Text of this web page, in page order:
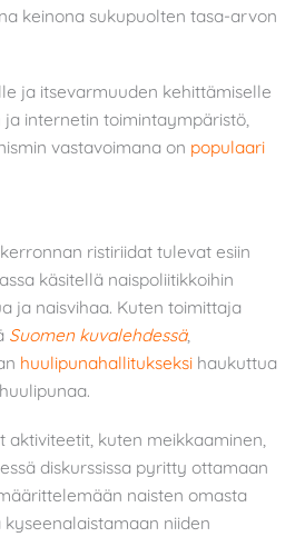
keinona sukupuolten tasa-arvon
ja itsevarmuuden kehittämiselle
ja internetin toimintaympäristö,
vastavoimana on populaari
ristiriidat tulevat esiin
käsitellä naispoliitikkoihin
ja naisvihaa. Kuten toimittaja
Suomen kuvalehdessä,
huulipunahallitukseksi haukuttua
aktiviteetit, kuten meikkaaminen,
diskurssissa pyritty ottamaan
naisten omasta
niiden